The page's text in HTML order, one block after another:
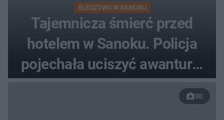
ŚLEDZTWO W SANOKU
Tajemnicza śmierć przed
hotelem w Sanoku. Policja
pojechała uciszyć awanturę,
znaleźli ciało
30